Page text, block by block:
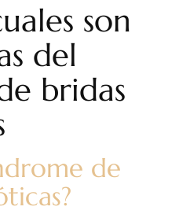
son
del
bridas
de